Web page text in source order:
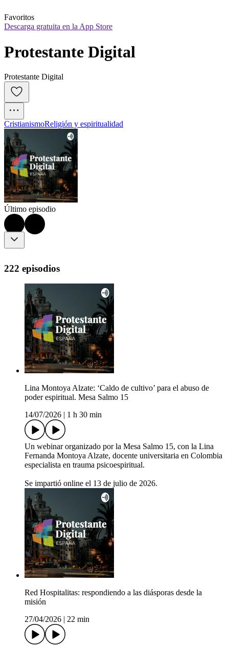
Favoritos
Descarga gratuita en la App Store
Protestante Digital
Protestante Digital
CristianismoReligión y espiritualidad
Último episodio
222 episodios
Lina Montoya Alzate: ‘Caldo de cultivo’ para el abuso de
poder espiritual. Mesa Salmo 15
14/07/2026
1 h 30 min
Un webinar organizado por la Mesa Salmo 15, con la Lina
Fernanda Montoya Alzate, docente universitaria en Colombia
especialista en trauma psicoespiritual.
Se impartió online el 13 de julio de 2026.
Red Hospitalitas: respondiendo a las diásporas desde la
misión
27/04/2026
22 min